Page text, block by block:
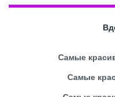
Самые
Самые